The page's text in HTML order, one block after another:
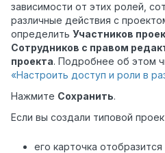
зависимости от этих ролей,
различные действия с
определить Участников
Сотрудников с правом
проекта. Подробнее об этом
«Настроить доступ и роли в
Нажмите Сохранить.
Если вы создали типовой
его карточка